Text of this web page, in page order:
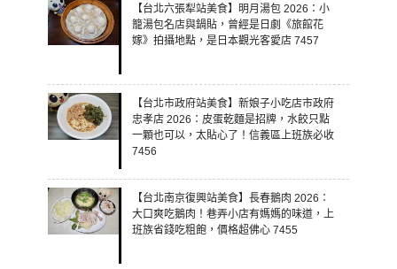
【台北六張犁站美食】明月湯包 2026：小
籠湯包名店與鍋貼，曾經是日劇《旅館花
嫁》拍攝地點，是日本觀光客愛店 7457
【台北市政府站美食】新娘子小吃店市政府
忠孝店 2026：皮蛋乾麵是招牌，水餃只點
一顆也可以，太貼心了！信義區上班族必收
7456
【台北南京復興站美食】長春鵝肉 2026：
大口爽吃鵝肉！巷弄小店有媽媽的味道，上
班族省錢吃粗飽，價格超佛心 7455